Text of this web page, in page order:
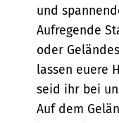
und
Aufregende
oder
lassen euere
seid ihr bei
Auf dem